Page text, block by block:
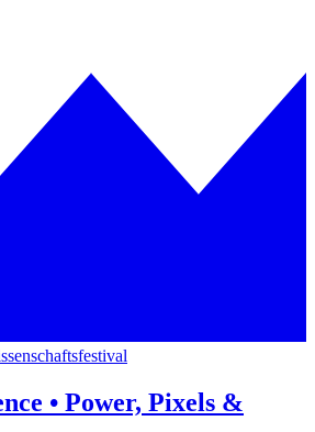
• Power, Pixels &